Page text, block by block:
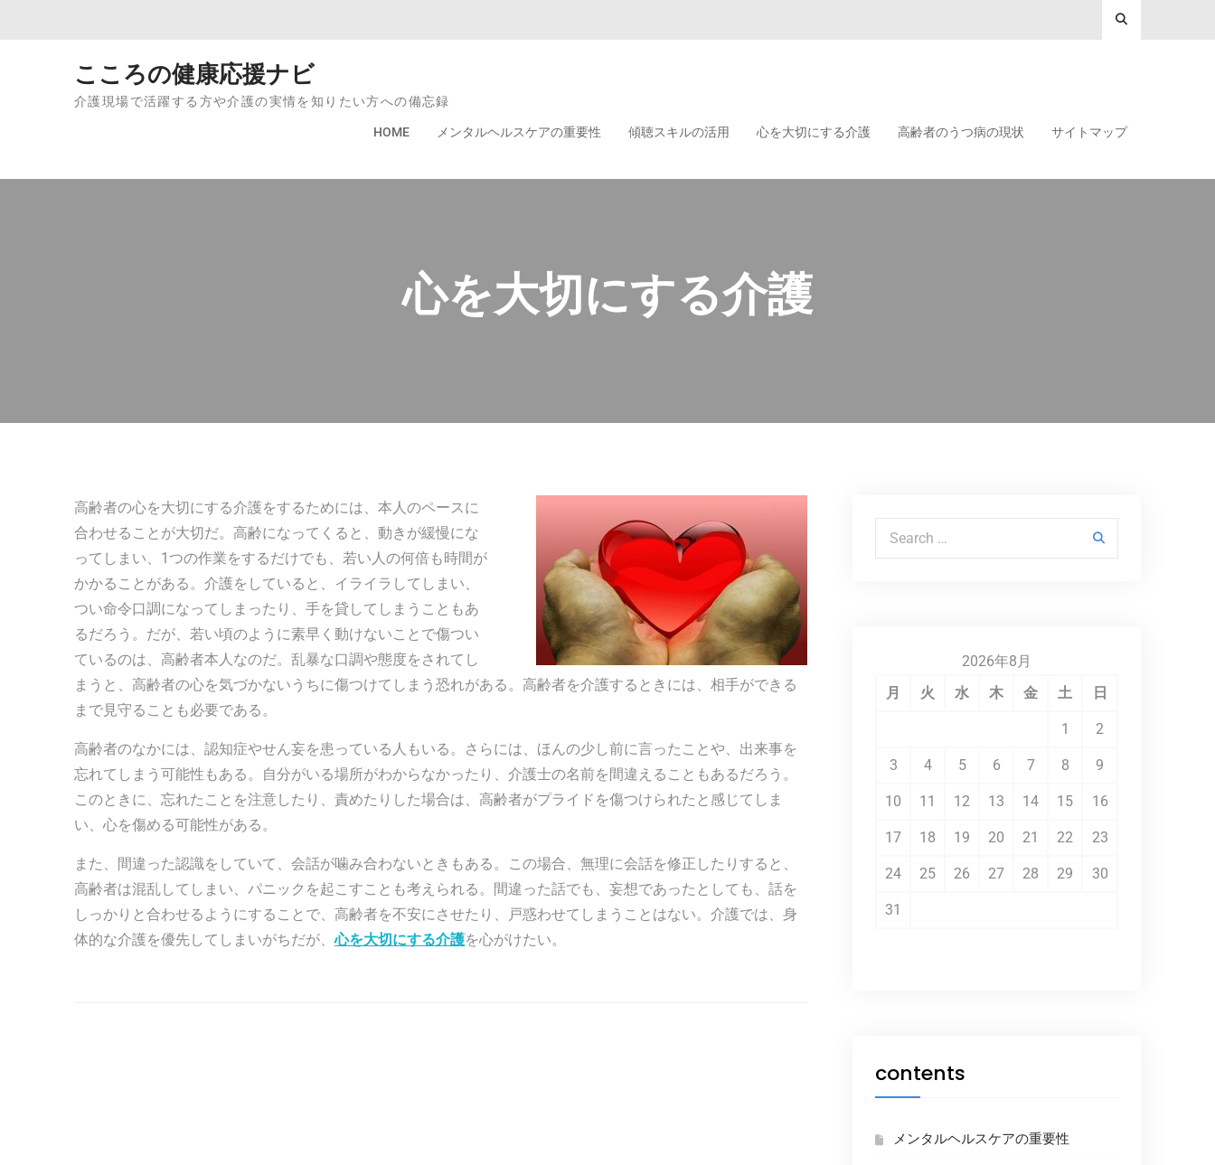
こころの健康応援ナビ
介護現場で活躍する方や介護の実情を知りたい方への備忘録
HOME メンタルヘルスケアの重要性 傾聴スキルの活用 心を大切にする介護 高齢者のうつ病の現状 サイトマップ
心を大切にする介護
高齢者の心を大切にする介護をするためには、本人のペースに
合わせることが大切だ。高齢になってくると、動きが緩慢にな
ってしまい、1つの作業をするだけでも、若い人の何倍も時間が
かかることがある。介護をしていると、イライラしてしまい、
つい命令口調になってしまったり、手を貸してしまうこともあ
るだろう。だが、若い頃のように素早く動けないことで傷つい
ているのは、高齢者本人なのだ。乱暴な口調や態度をされてし
まうと、高齢者の心を気づかないうちに傷つけてしまう恐れがある。高齢者を介護するときには、相手ができる
まで見守ることも必要である。
高齢者のなかには、認知症やせん妄を患っている人もいる。さらには、ほんの少し前に言ったことや、出来事を
忘れてしまう可能性もある。自分がいる場所がわからなかったり、介護士の名前を間違えることもあるだろう。
このときに、忘れたことを注意したり、責めたりした場合は、高齢者がプライドを傷つけられたと感じてしま
い、心を傷める可能性がある。
また、間違った認識をしていて、会話が噛み合わないときもある。この場合、無理に会話を修正したりすると、
高齢者は混乱してしまい、パニックを起こすことも考えられる。間違った話でも、妄想であったとしても、話を
しっかりと合わせるようにすることで、高齢者を不安にさせたり、戸惑わせてしまうことはない。介護では、身
体的な介護を優先してしまいがちだが、心を大切にする介護を心がけたい。
Search for:
2026年8月
月
火 水 木 金 土 日
1 2
3 4 5 6 7 8 9
10 11 12 13 14 15 16
17 18 19 20 21 22 23
24 25 26 27 28 29 30
31
contents
メンタルヘルスケアの重要性